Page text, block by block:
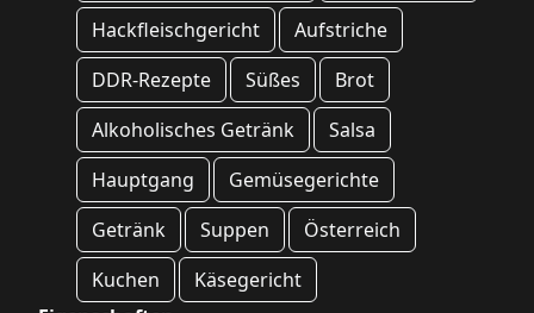
Hackfleischgericht
Aufstriche
DDR-Rezepte
Süßes
Brot
Alkoholisches Getränk
Salsa
Hauptgang
Gemüsegerichte
Getränk
Suppen
Österreich
Kuchen
Käsegericht